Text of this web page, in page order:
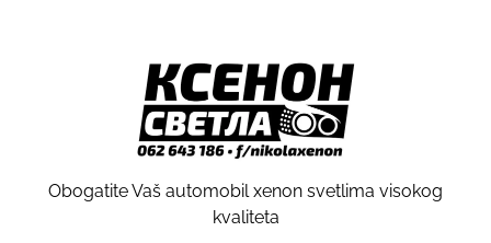
Obogatite Vaš automobil xenon svetlima visokog
kvaliteta